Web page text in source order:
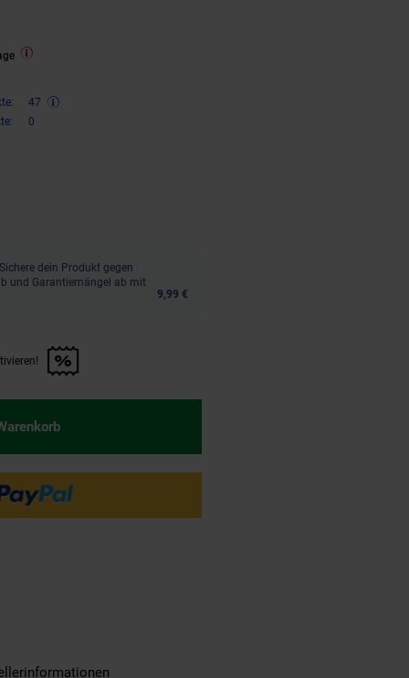
47
0
Sichere dein Produkt gegen
und Garantiemängel ab mit
9,99 €
Artikel aktivieren!" anwenden